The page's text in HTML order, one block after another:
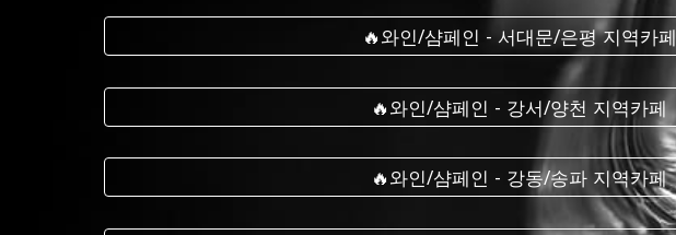
🔥와인/샴페인 - 서대문/은평 지역카페
🔥와인/샴페인 - 강서/양천 지역카페
🔥와인/샴페인 - 강동/송파 지역카페